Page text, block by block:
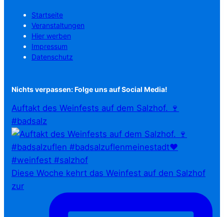
Startseite
Veranstaltungen
Hier werben
Impressum
Datenschutz
Nichts verpassen: Folge uns auf Social Media!
Auftakt des Weinfests auf dem Salzhof. 🍷
#badsalz
Diese Woche kehrt das Weinfest auf den Salzhof
zur